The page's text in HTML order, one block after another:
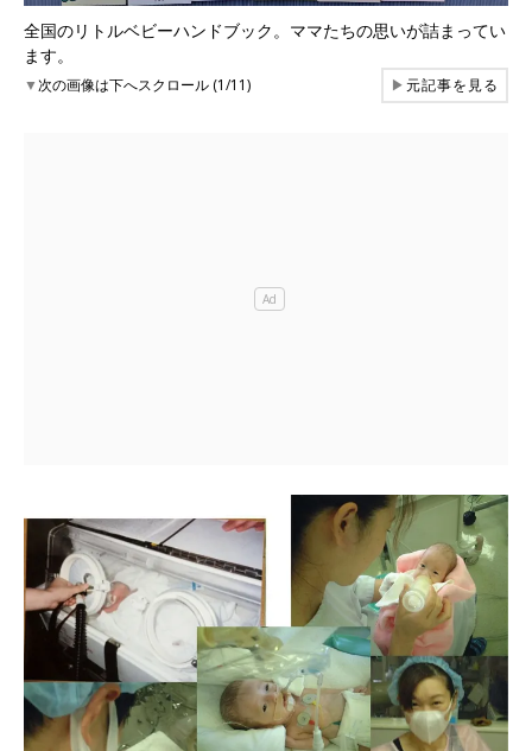
全国のリトルベビーハンドブック。ママたちの思いが詰まってい
ます。
▼次の画像は下へスクロール (1/11) ▶元記事を見る